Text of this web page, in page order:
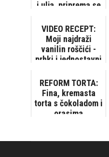
i ulja, priprema se
jednostavno
[VIDEO]
VIDEO RECEPT:
Moji najdraži
vanilin roščići -
prhki i jednostavni
REFORM TORTA:
Fina, kremasta
torta s čokoladom i
orasima